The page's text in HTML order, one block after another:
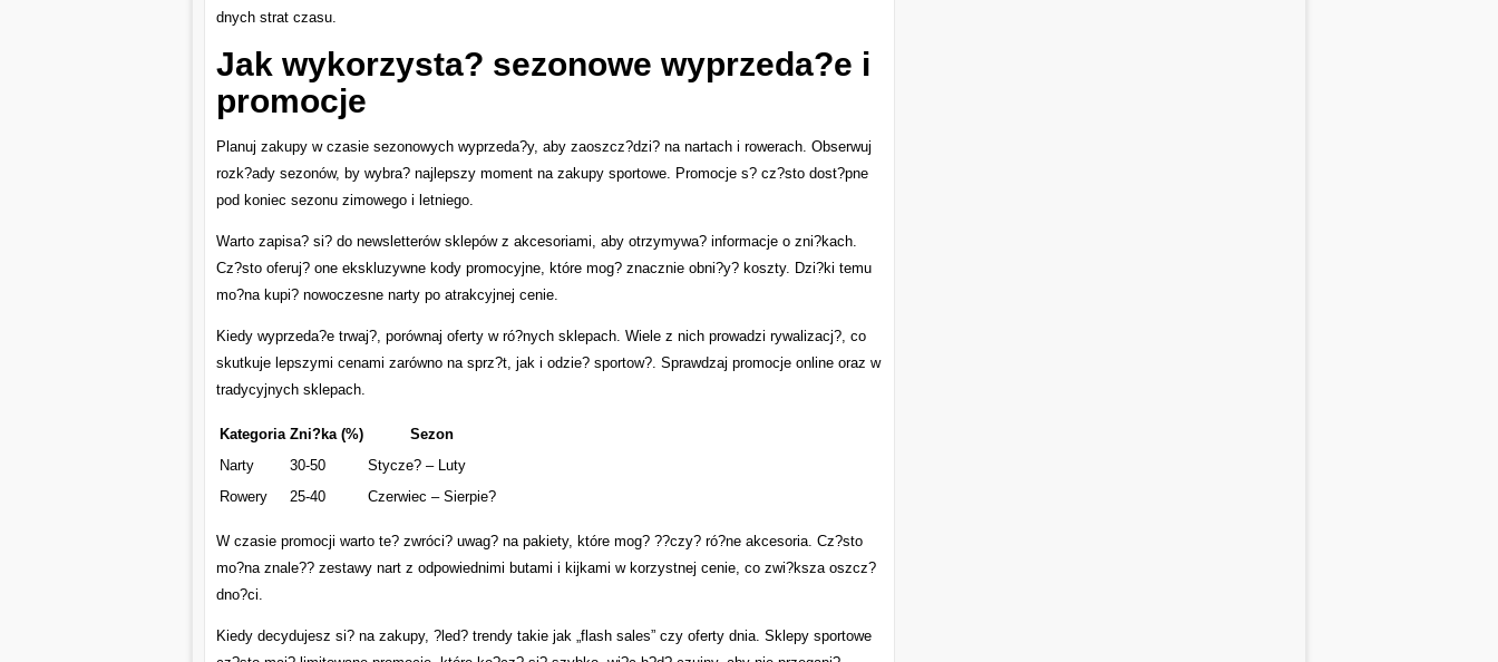
dnych strat czasu.
Jak wykorzysta? sezonowe wyprzeda?e i
promocje
Planuj zakupy w czasie sezonowych wyprzeda?y, aby zaoszcz?dzi? na nartach i rowerach. Obserwuj
rozk?ady sezonów, by wybra? najlepszy moment na zakupy sportowe. Promocje s? cz?sto dost?pne
pod koniec sezonu zimowego i letniego.
Warto zapisa? si? do newsletterów sklepów z akcesoriami, aby otrzymywa? informacje o zni?kach.
Cz?sto oferuj? one ekskluzywne kody promocyjne, które mog? znacznie obni?y? koszty. Dzi?ki temu
mo?na kupi? nowoczesne narty po atrakcyjnej cenie.
Kiedy wyprzeda?e trwaj?, porównaj oferty w ró?nych sklepach. Wiele z nich prowadzi rywalizacj?, co
skutkuje lepszymi cenami zarówno na sprz?t, jak i odzie? sportow?. Sprawdzaj promocje online oraz w
tradycyjnych sklepach.
Kategoria Zni?ka (%)
Sezon
Narty
30-50
Stycze? – Luty
Rowery
25-40 Czerwiec – Sierpie?
W czasie promocji warto te? zwróci? uwag? na pakiety, które mog? ??czy? ró?ne akcesoria. Cz?sto
mo?na znale?? zestawy nart z odpowiednimi butami i kijkami w korzystnej cenie, co zwi?ksza oszcz?
dno?ci.
Kiedy decydujesz si? na zakupy, ?led? trendy takie jak „flash sales” czy oferty dnia. Sklepy sportowe